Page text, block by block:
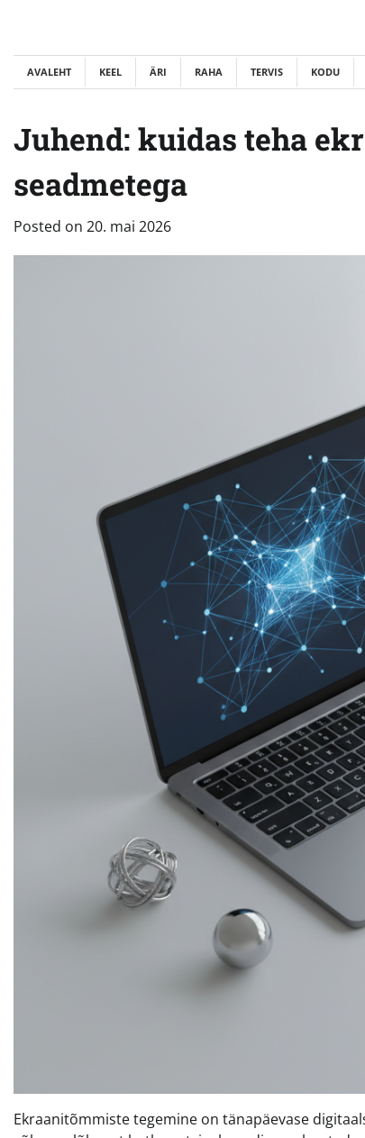
content
AVALEHT KEEL ÄRI RAHA TERVIS KODU
Juhend: kuidas teha
seadmetega
Posted on 20. mai 2026
Ekraanitõmmiste tegemine on tänapäevase